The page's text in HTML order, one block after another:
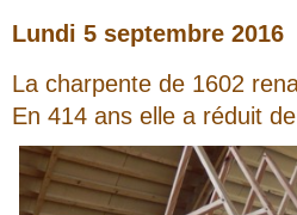
Lundi 5 septembre 2016
La charpente de 1602
En 414 ans elle a réduit